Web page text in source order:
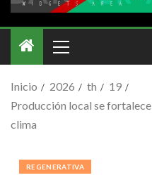
Inicio 2026 th
19
Producción local se
clima
REGENERATIVA